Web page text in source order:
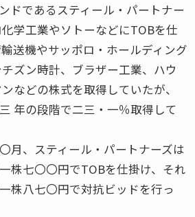
ドであるスティール・パートナー
学工業やソトーなどにTOBを仕
送機やサッポロ・ホールディング
ズン時計、ブラザー工業、ハウ
などの株式を取得していたが、
年の段階で二三・一％取得して
月、スティール・パートナーズは
株七〇〇円でTOBを仕掛け、それ
株八七〇円で対抗ビッドを行っ